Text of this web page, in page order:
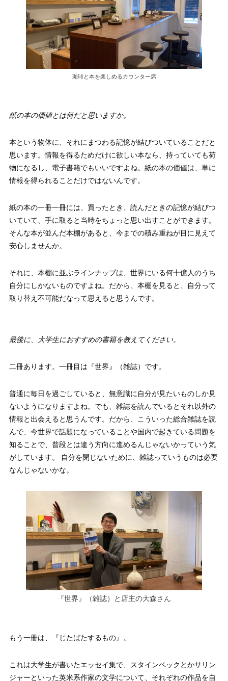
珈琲と本を楽しめるカウンター席
紙の本の価値とは何だと思いますか。
本という物体に、それにまつわる記憶が結びついていることだと
思います。情報を得るためだけに欲しい本なら、持っていても荷
物になるし、電子書籍でもいいですよね。紙の本の価値は、単に
情報を得られることだけではないんです。
紙の本の一冊一冊には、買ったとき、読んだときの記憶が結びつ
いていて、手に取ると当時をちょっと思い出すことができます。
そんな本が並んだ本棚があると、今までの積み重ねが目に見えて
安心しませんか。
それに、本棚に並ぶラインナップは、世界にいる何十億人のうち
自分にしかないものですよね。だから、本棚を見ると、自分って
取り替え不可能だなって思えると思うんです。
最後に、大学生におすすめの書籍を教えてください。
二冊あります。一冊目は『世界』（雑誌）です。
普通に毎日を過ごしていると、無意識に自分が見たいものしか見
ないようになりますよね。でも、雑誌を読んでいるとそれ以外の
情報と出会えると思うんです。だから、こういった総合雑誌を読
んで、今世界で話題になっていることや国内で起きている問題を
知ることで、普段とは違う方向に進めるんじゃないかっていう気
がしています。 自分を閉じないために、雑誌っていうものは必要
なんじゃないかな。
『世界』（雑誌）と店主の大森さん
もう一冊は、『じたばたするもの』。
これは大学生が書いたエッセイ集で、スタインベックとかサリン
ジャーといった英米系作家の文学について、それぞれの作品を自